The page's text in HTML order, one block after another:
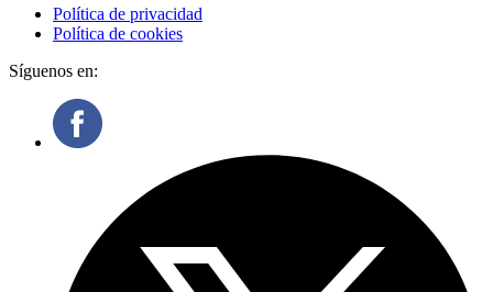
Política de privacidad
Política de cookies
Síguenos en: